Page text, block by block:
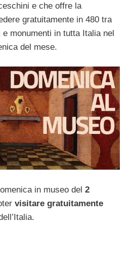
e che offre la
gratuitamente in 480 tra
monumenti in tutta Italia nel
del mese.
in museo del 2
visitare gratuitamente